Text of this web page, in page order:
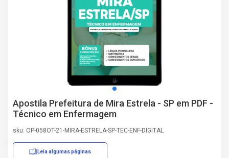
Apostila Prefeitura de Mira Estrela - SP em PDF -
Técnico em Enfermagem
sku: OP-058OT-21-MIRA-ESTRELA-SP-TEC-ENF-DIGITAL
Leia algumas páginas